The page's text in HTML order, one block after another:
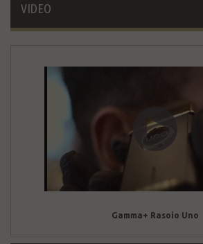
VIDEO
Gamma+ Rasoio Uno